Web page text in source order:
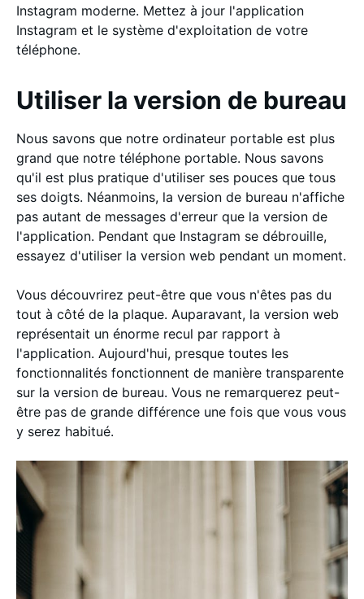
Instagram moderne. Mettez à jour l'application
Instagram et le système d'exploitation de votre
téléphone.
Utiliser la version de bureau
Nous savons que notre ordinateur portable est plus
grand que notre téléphone portable. Nous savons
qu'il est plus pratique d'utiliser ses pouces que tous
ses doigts. Néanmoins, la version de bureau n'affiche
pas autant de messages d'erreur que la version de
l'application. Pendant que Instagram se débrouille,
essayez d'utiliser la version web pendant un moment.
Vous découvrirez peut-être que vous n'êtes pas du
tout à côté de la plaque. Auparavant, la version web
représentait un énorme recul par rapport à
l'application. Aujourd'hui, presque toutes les
fonctionnalités fonctionnent de manière transparente
sur la version de bureau. Vous ne remarquerez peut-
être pas de grande différence une fois que vous vous
y serez habitué.